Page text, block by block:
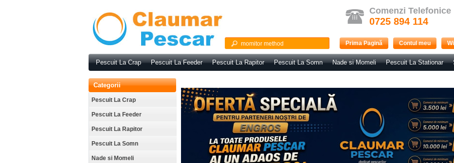
Comenzi Telefonice
0725 894 114
Contul meu
Prima Pagină
Pescuit La Crap Pescuit La Feeder Pescuit La Rapitor Pescuit La Somn Nade si Momeli Pescuit La Stationar
Categorii
Pescuit La Crap
Pescuit La Feeder
Pescuit La Rapitor
Pescuit La Somn
Nade si Momeli